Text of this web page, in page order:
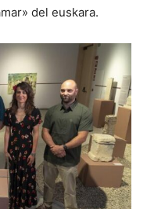
del euskara.